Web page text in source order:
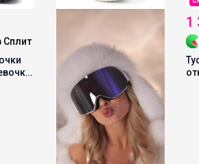
Сплит
1